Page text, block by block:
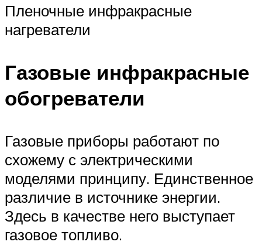
Пленочные инфракрасные
нагреватели
Газовые инфракрасные
обогреватели
Газовые приборы работают по
схожему с электрическими
моделями принципу. Единственное
различие в источнике энергии.
Здесь в качестве него выступает
газовое топливо.